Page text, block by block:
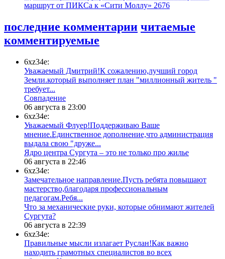
маршрут от ПИКСа к «Сити Моллу» 2676
последние комментарии читаемые
комментируемые
6xz34e:
Уважаемый Дмитрий!К сожалению,лучший город
Земли.который выполняет план "миллионный житель "
требует...
​Совпадение
06 августа в 23:00
6xz34e:
Уважаемый Флуер!Поддерживаю Ваше
мнение.Единственное дополнение,что администрация
выдала свою "друже...
​Ядро центра Сургута ‒ это не только про жилье
06 августа в 22:46
6xz34e:
Замечательное направление.Пусть ребята повышают
мастерство,благодаря профессиональным
педагогам.Ребя...
​Что за механические руки, которые обнимают жителей
Сургута?
06 августа в 22:39
6xz34e:
Правильные мысли излагает Руслан!Как важно
находить грамотных специалистов во всех